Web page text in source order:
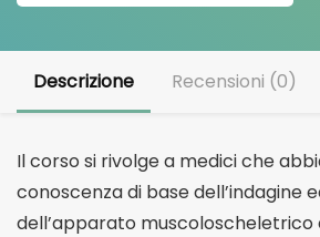
Descrizione Recensioni (0)
Il corso si rivolge a medici che
conoscenza di base dell’indagine
dell’apparato muscoloscheletrico